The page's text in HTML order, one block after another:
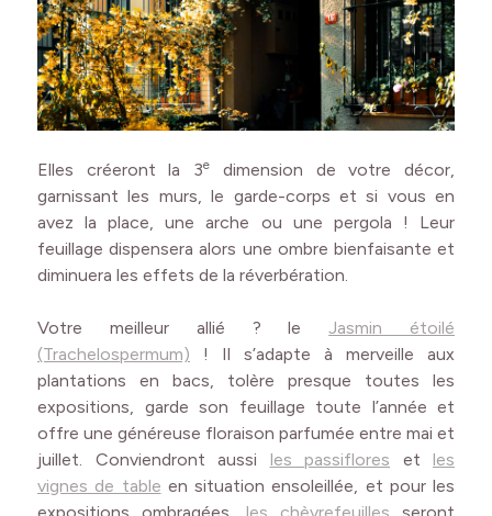
Elles créeront la 3e
dimension de votre décor,
garnissant les murs, le garde-corps et si vous en
avez la place, une arche ou une pergola ! Leur
feuillage dispensera alors une ombre bienfaisante et
diminuera les effets de la réverbération.
Votre meilleur allié ? leJasmin étoilé
(Trachelospermum) ! Il s’adapte à merveille aux
plantations en bacs, tolère presque toutes les
expositions, garde son feuillage toute l’année et
offre une généreuse floraison parfumée entre mai et
juillet. Conviendront aussi les passiflores et les
vignes de table en situation ensoleillée, et pour les